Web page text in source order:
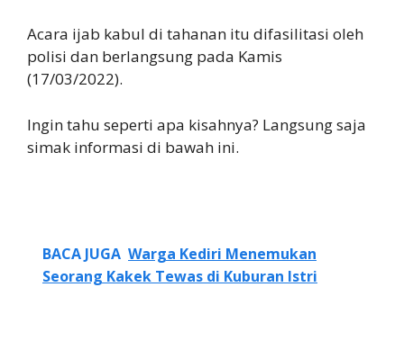
Acara ijab kabul di tahanan itu difasilitasi oleh
polisi dan berlangsung pada Kamis
(17/03/2022).
Ingin tahu seperti apa kisahnya? Langsung saja
simak informasi di bawah ini.
BACA JUGA Warga Kediri Menemukan
Seorang Kakek Tewas di Kuburan Istri